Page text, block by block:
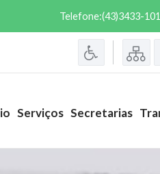
Telefone:(43)3433-
Serviços Secretarias